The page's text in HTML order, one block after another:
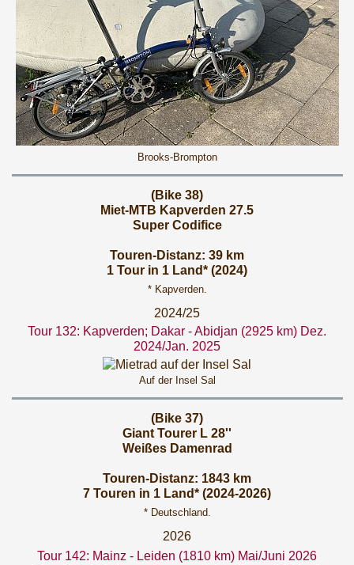
Brooks-Brompton
(Bike 38)
Miet-MTB Kapverden 27.5
Super Codifice
Touren-Distanz: 39 km
1 Tour in 1 Land* (2024)
* Kapverden.
2024/25
Tour 132: Kapverden; Dakar - Abidjan (2925 km) Dez.
2024/Jan. 2025
Auf der Insel Sal
(Bike 37)
Giant Tourer L 28''
Weißes Damenrad
Touren-Distanz: 1843 km
7 Touren in 1 Land* (2024-2026)
* Deutschland.
2026
Tour 142: Mainz - Leiden (1810 km) Mai/Juni 2026